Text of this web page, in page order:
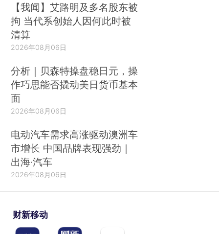
【我闻】艾路明及多名股东被
拘 当代系创始人因何此时被
清算
2026年08月06日
分析｜贝森特操盘稳日元，操
作巧思能否撬动美日货币基本
面
2026年08月06日
电动汽车需求高涨驱动澳洲车
市增长 中国品牌表现强劲｜
出海·汽车
2026年08月06日
财新移动